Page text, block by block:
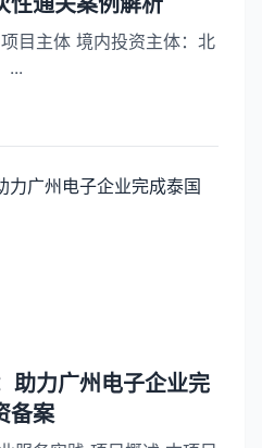
主体 境内投资主体：北
...
助力广州电子企业完
备案